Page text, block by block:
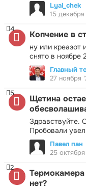
Lyal_chek
15
Копчение в
ну или
снято в ноябре
4
Главный
27 ноября
Щетина
Здравствуйте.
Пробовали
5
Павел пан
25
нет?
2